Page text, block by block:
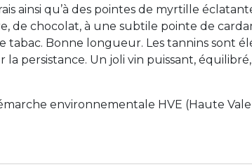
ainsi qu’à des pointes de myrtille
de chocolat, à une subtile pointe de
Bonne longueur. Les tannins sont
la persistance. Un joli vin puissant,
environnementale HVE (Haute